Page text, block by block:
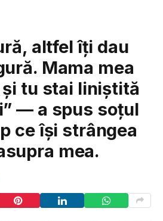
altfel îți dau
Mama mea
tu stai liniștită
— a spus soțul
ce își strângea
mea.